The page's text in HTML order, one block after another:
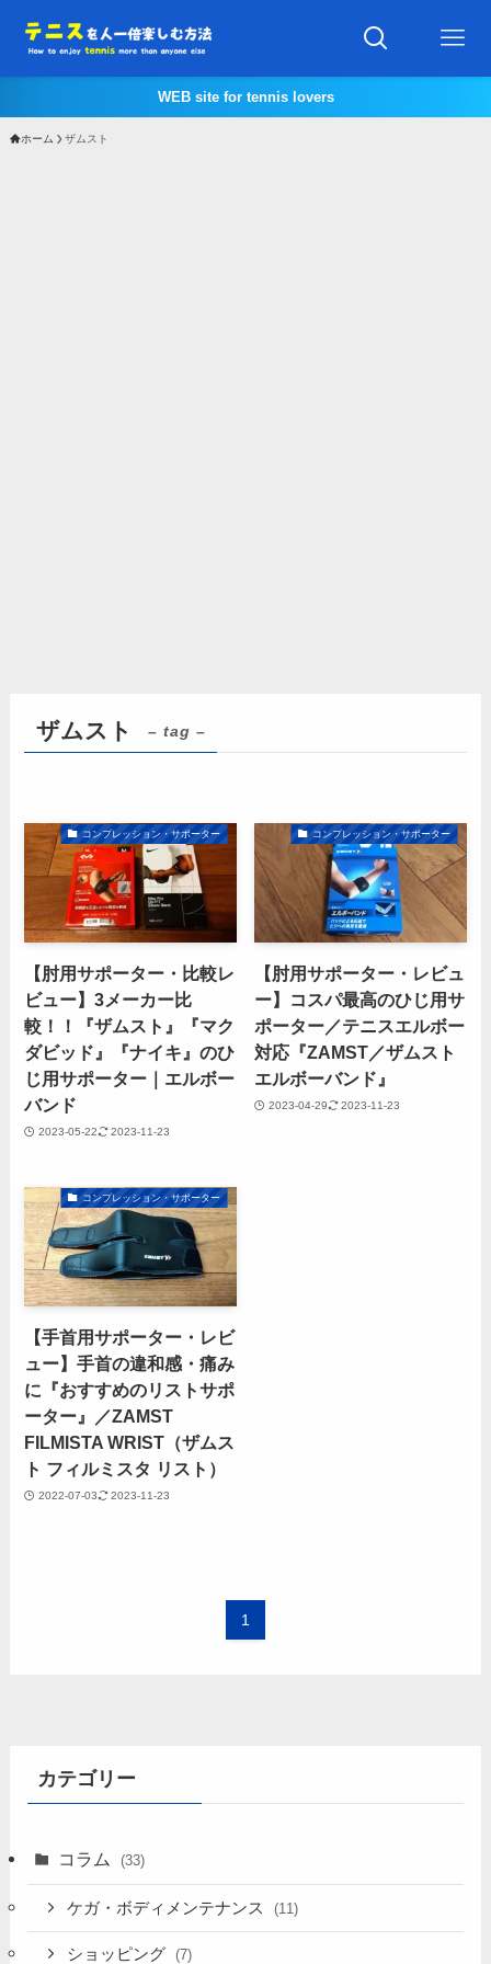
WEB site for tennis lovers
ホーム ザムスト
ザムスト – tag –
コンプレッション・サポーター
【肘用サポーター・比較レ
ビュー】3メーカー比
較！！『ザムスト』『マク
ダビッド』『ナイキ』のひ
じ用サポーター｜エルボー
バンド
2023-05-22 2023-11-23
コンプレッション・サポーター
【肘用サポーター・レビュ
ー】コスパ最高のひじ用サ
ポーター／テニスエルボー
対応『ZAMST／ザムスト
エルボーバンド』
2023-04-29 2023-11-23
コンプレッション・サポーター
【手首用サポーター・レビ
ュー】手首の違和感・痛み
に『おすすめのリストサポ
ーター』／ZAMST
FILMISTA WRIST（ザムス
ト フィルミスタ リスト）
2022-07-03 2023-11-23
1
カテゴリー
コラム (33)
ケガ・ボディメンテナンス (11)
ショッピング (7)